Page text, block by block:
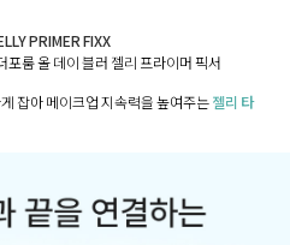
PRIMER FIXX
포룸 올 데이 블러 젤리 프라이머 픽서
잡아 메이크업 지속력을 높여주는젤리 타